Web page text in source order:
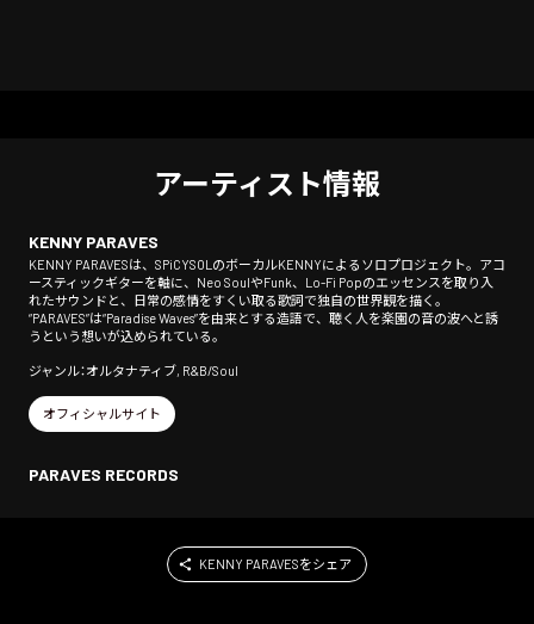
アーティスト情報
KENNY PARAVES
KENNY PARAVESは、SPiCYSOLのボーカルKENNYによるソロプロジェクト。アコ
ースティックギターを軸に、Neo SoulやFunk、Lo-Fi Popのエッセンスを取り入
れたサウンドと、日常の感情をすくい取る歌詞で独自の世界観を描く。
“PARAVES”は“Paradise Waves”を由来とする造語で、聴く人を楽園の音の波へと誘
うという想いが込められている。
ジャンル：オルタナティブ, R&B/Soul
オフィシャルサイト
PARAVES RECORDS
KENNY PARAVESをシェア